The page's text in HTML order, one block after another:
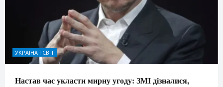
УКРАЇНА І СВІТ
Настав час укласти мирну угоду: ЗМІ дізналися,